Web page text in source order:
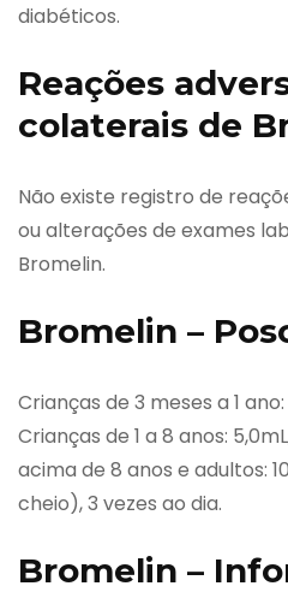
diabéticos.
Reações
colaterais de
Não existe registro de
ou alterações de exames
Bromelin.
Bromelin –
Crianças de 3 meses a 1
Crianças de 1 a 8 anos:
acima de 8 anos e adultos:
cheio), 3 vezes ao dia.
Bromelin –